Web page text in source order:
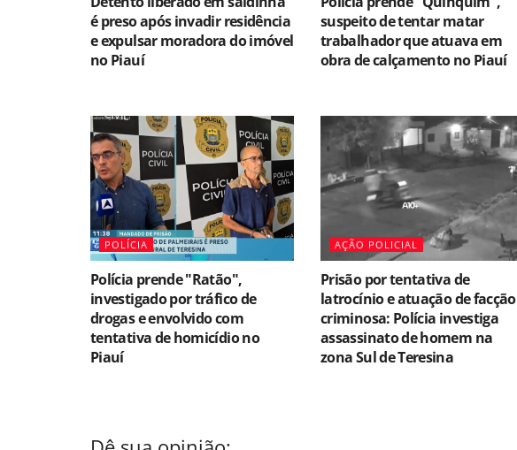
é preso após invadir residência
e expulsar moradora do imóvel
no Piauí
suspeito de tentar matar
trabalhador que atuava em
obra de calçamento no Piauí
POLÍCIA
Polícia prende "Ratão",
investigado por tráfico de
drogas e envolvido com
tentativa de homicídio no
Piauí
AÇÃO POLICIAL
Prisão por tentativa de
latrocínio e atuação de facção
criminosa: Polícia investiga
assassinato de homem na
zona Sul de Teresina